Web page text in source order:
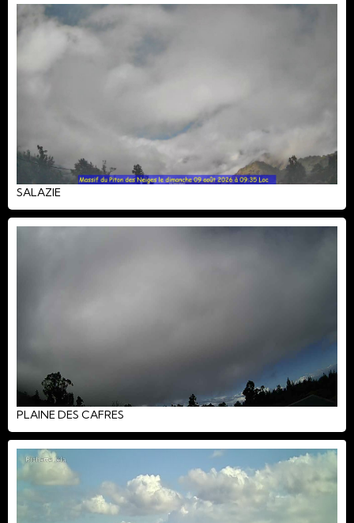
SALAZIE
PLAINE DES CAFRES